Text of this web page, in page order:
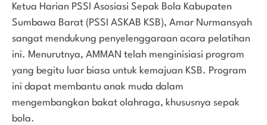
Ketua Harian PSSI Asosiasi Sepak Bola Kabupaten
Sumbawa Barat (PSSI ASKAB KSB), Amar Nurmansyah
sangat mendukung penyelenggaraan acara pelatihan
ini. Menurutnya, AMMAN telah menginisiasi program
yang begitu luar biasa untuk kemajuan KSB. Program
ini dapat membantu anak muda dalam
mengembangkan bakat olahraga, khususnya sepak
bola.